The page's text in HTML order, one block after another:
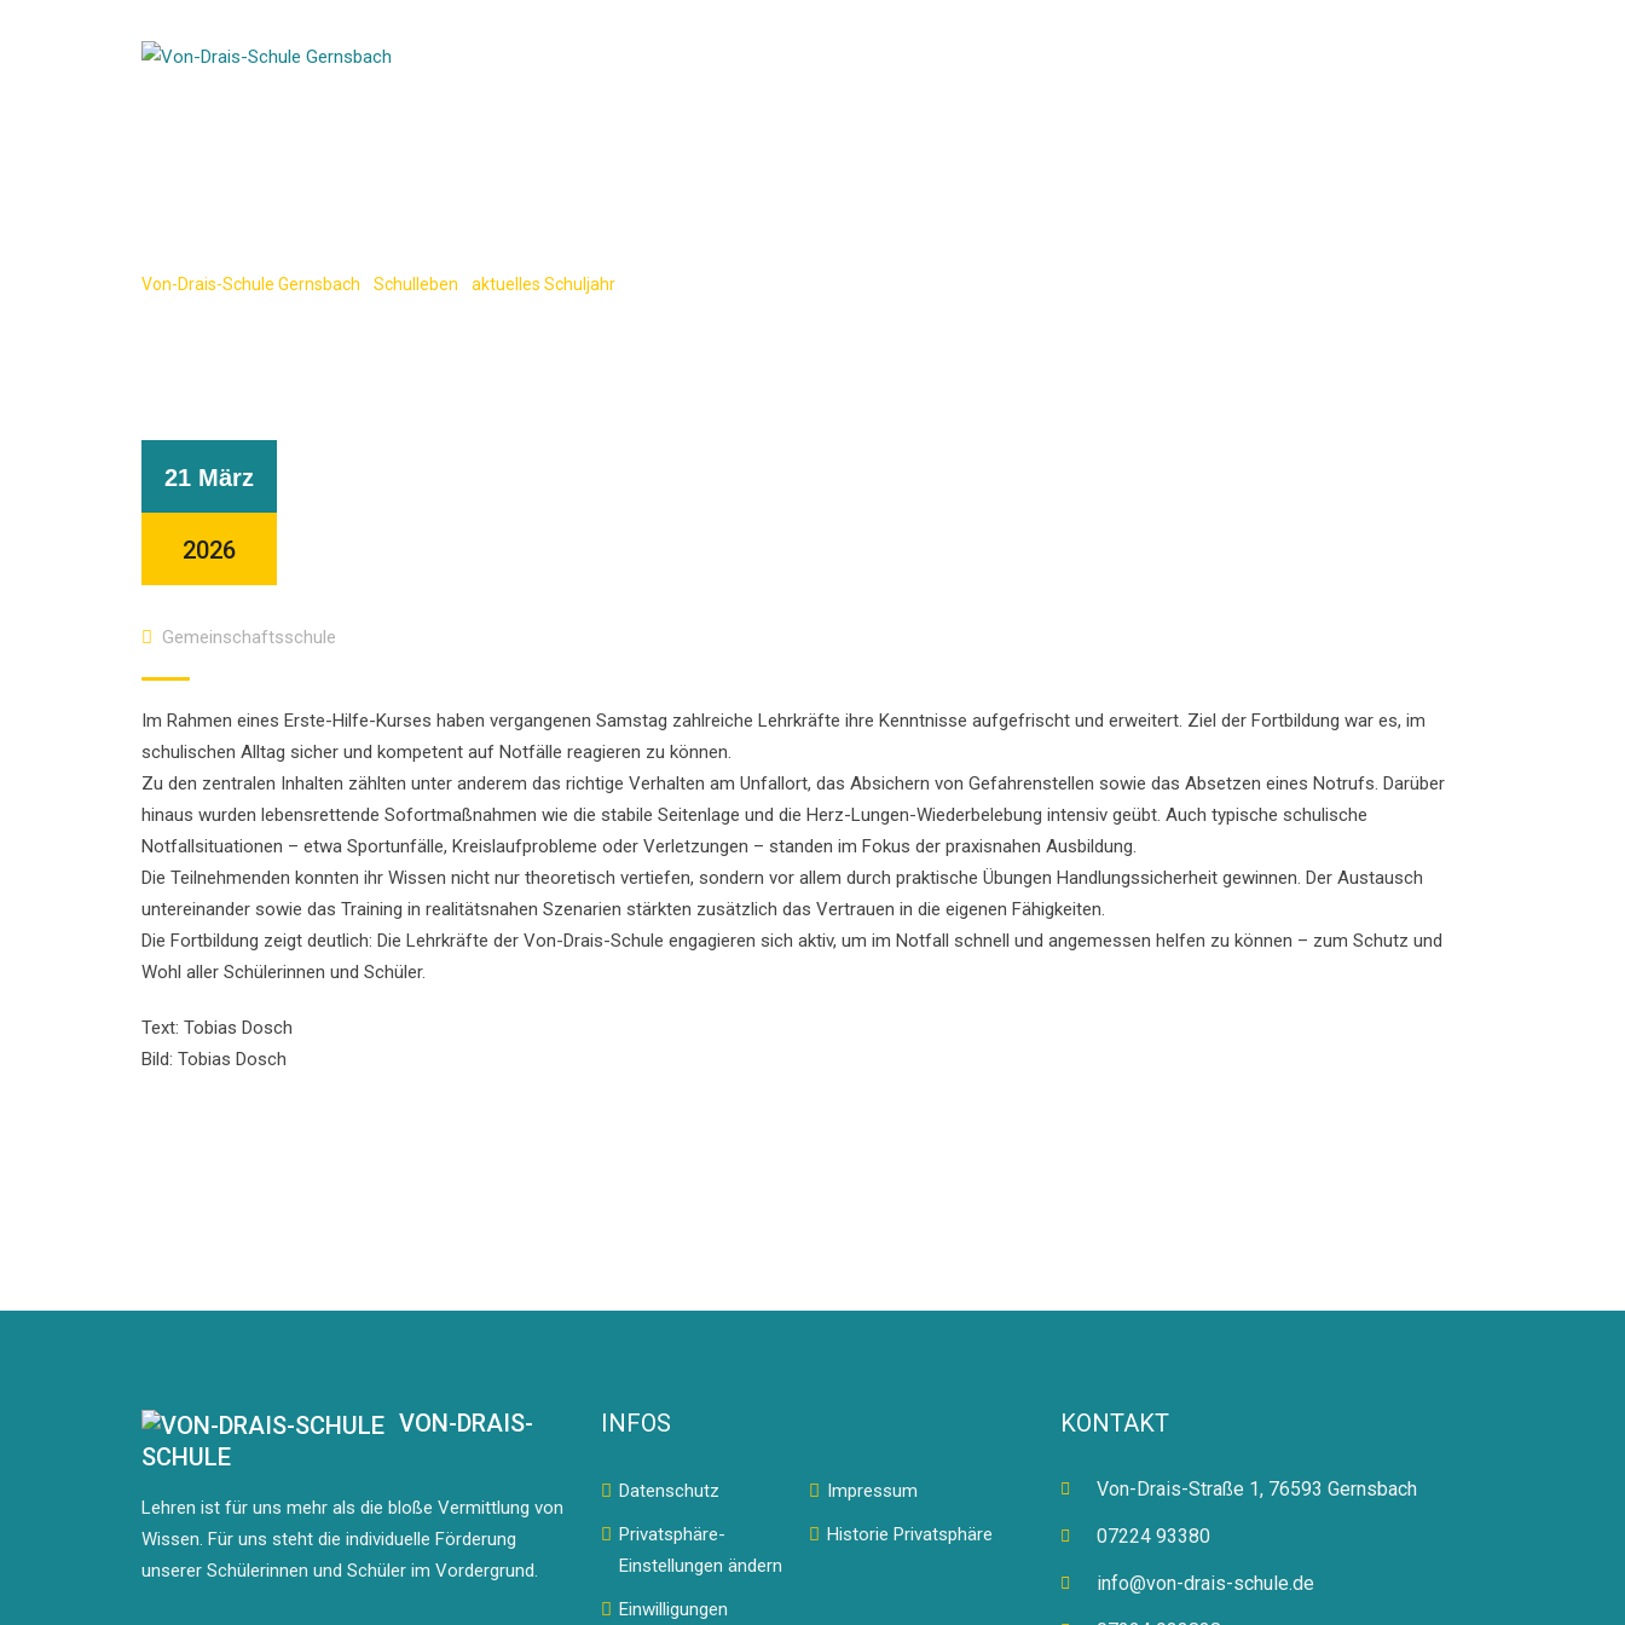
Von-Drais-Schule Gernsbach Schulleben aktuelles Schuljahr
21 März
2026
Gemeinschaftsschule
Im Rahmen eines Erste-Hilfe-Kurses haben vergangenen Samstag zahlreiche Lehrkräfte ihre Kenntnisse aufgefrischt und erweitert. Ziel der Fortbildung war es, im
schulischen Alltag sicher und kompetent auf Notfälle reagieren zu können.
Zu den zentralen Inhalten zählten unter anderem das richtige Verhalten am Unfallort, das Absichern von Gefahrenstellen sowie das Absetzen eines Notrufs. Darüber
hinaus wurden lebensrettende Sofortmaßnahmen wie die stabile Seitenlage und die Herz-Lungen-Wiederbelebung intensiv geübt. Auch typische schulische
Notfallsituationen – etwa Sportunfälle, Kreislaufprobleme oder Verletzungen – standen im Fokus der praxisnahen Ausbildung.
Die Teilnehmenden konnten ihr Wissen nicht nur theoretisch vertiefen, sondern vor allem durch praktische Übungen Handlungssicherheit gewinnen. Der Austausch
untereinander sowie das Training in realitätsnahen Szenarien stärkten zusätzlich das Vertrauen in die eigenen Fähigkeiten.
Die Fortbildung zeigt deutlich: Die Lehrkräfte der Von-Drais-Schule engagieren sich aktiv, um im Notfall schnell und angemessen helfen zu können – zum Schutz und
Wohl aller Schülerinnen und Schüler.
Text: Tobias Dosch
Bild: Tobias Dosch
VON-DRAIS-
SCHULE
Lehren ist für uns mehr als die bloße Vermittlung von
Wissen. Für uns steht die individuelle Förderung
unserer Schülerinnen und Schüler im Vordergrund.
INFOS
Datenschutz
Impressum
Privatsphäre-
Einstellungen ändern
Historie Privatsphäre
Einwilligungen
KONTAKT
Von-Drais-Straße 1, 76593 Gernsbach
07224 93380
info@von-drais-schule.de